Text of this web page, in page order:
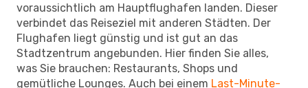
voraussichtlich am Hauptflughafen landen. Dieser
verbindet das Reiseziel mit anderen Städten. Der
Flughafen liegt günstig und ist gut an das
Stadtzentrum angebunden. Hier finden Sie alles,
was Sie brauchen: Restaurants, Shops und
gemütliche Lounges. Auch bei einem Last-Minute-